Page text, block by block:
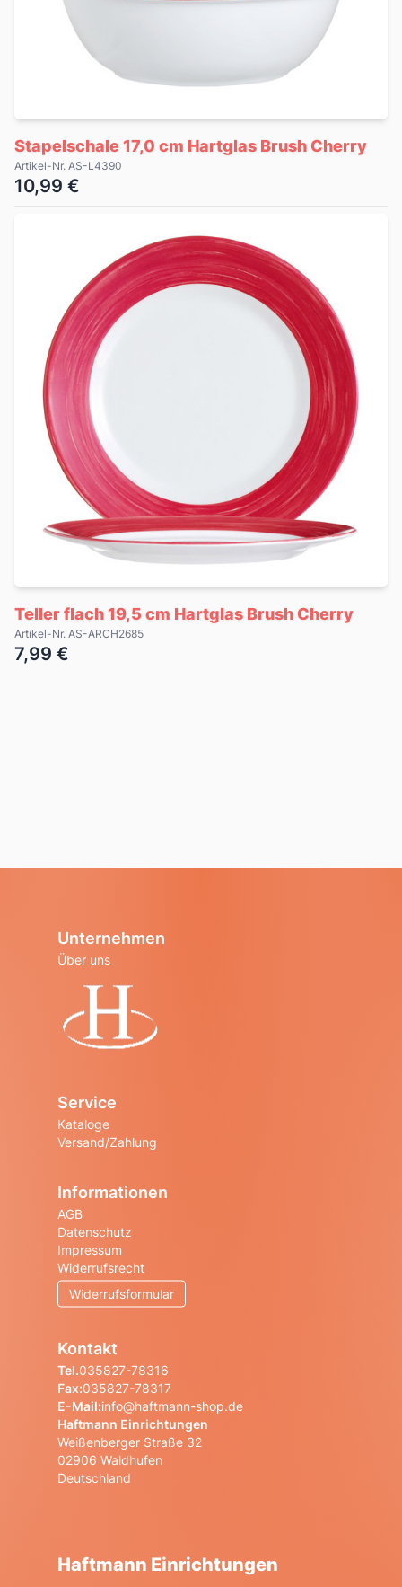
Stapelschale 17,0 cm Hartglas Brush Cherry
Artikel-Nr. AS-L4390
10,99 €
Teller flach 19,5 cm Hartglas Brush Cherry
Artikel-Nr. AS-ARCH2685
7,99 €
Unternehmen
Über uns
Service
Kataloge
Versand/Zahlung
Informationen
AGB
Datenschutz
Impressum
Widerrufsrecht
Widerrufsformular
Kontakt
Tel. 035827-78316
Fax:035827-78317
E-Mail:info@haftmann-shop.de
Haftmann Einrichtungen
Weißenberger Straße 32
02906 Waldhufen
Deutschland
Haftmann Einrichtungen